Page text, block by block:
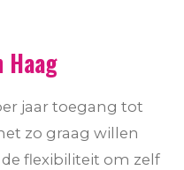
jaar toegang tot
zo graag willen
flexibiliteit om zelf